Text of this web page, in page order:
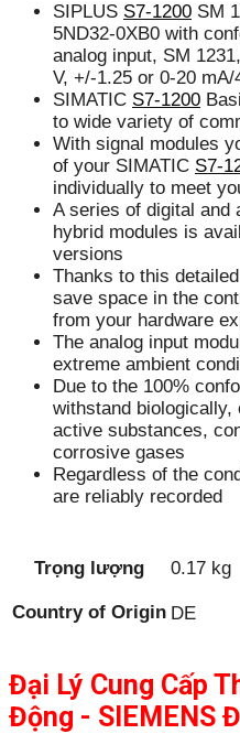
SIPLUS S7-1200 SM
5ND32-0XB0 with
analog input, SM
V, +/-1.25 or 0-20
SIMATIC S7-1200
to wide variety of
With signal modules
of your SIMATIC S7-
individually to meet
A series of digital and
hybrid modules is
versions
Thanks to this
save space in the
from your hardware
The analog input
extreme ambient
Due to the 100%
withstand
active substances,
corrosive gases
Regardless of the
are reliably recorded
Trọng lượng 0.17 kg
Country of Origin DE
Đại Lý Cung Cấp
Động - SIEMENS